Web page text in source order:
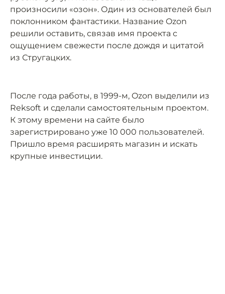
произносили «озон». Один из основателей был
поклонником фантастики. Название Ozon
решили оставить, связав имя проекта с
ощущением свежести после дождя и цитатой
из Стругацких.
После года работы, в 1999-м, Ozon выделили из
Reksoft и сделали самостоятельным проектом.
К этому времени на сайте было
зарегистрировано уже 10 000 пользователей.
Пришло время расширять магазин и искать
крупные инвестиции.